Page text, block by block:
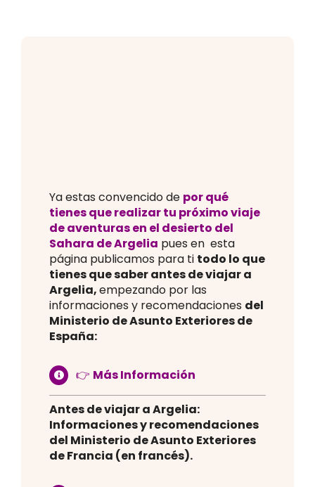
Ya estas convencido de por qué
tienes que realizar tu próximo viaje
de aventuras en el desierto del
Sahara de Argelia pues en esta
página publicamos para ti todo lo que
tienes que saber antes de viajar a
Argelia,empezando por las
informaciones y recomendaciones del
Ministerio de Asunto Exteriores de
España:
👉 Más Información
Antes de viajar a Argelia:
Informaciones y recomendaciones
del Ministerio de Asunto Exteriores
de Francia (en francés).